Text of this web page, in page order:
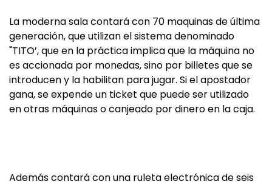
La moderna sala contará con 70 maquinas de última
generación, que utilizan el sistema denominado
"TITO’, que en la práctica implica que la máquina no
es accionada por monedas, sino por billetes que se
introducen y la habilitan para jugar. Si el apostador
gana, se expende un ticket que puede ser utilizado
en otras máquinas o canjeado por dinero en la caja.
Además contará con una ruleta electrónica de seis